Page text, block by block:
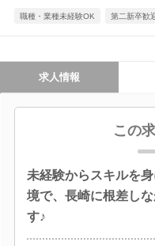
職種・業種未経験OK 第二新卒歓
求人情報
この
未経験からスキルを
境で、長崎に根差し
す♪